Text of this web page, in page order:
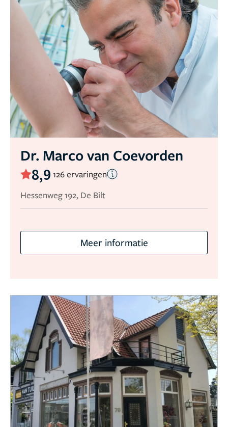
Dr. Marco van Coevorden
8,9 126 ervaringen
Hessenweg 192, De Bilt
Meer informatie